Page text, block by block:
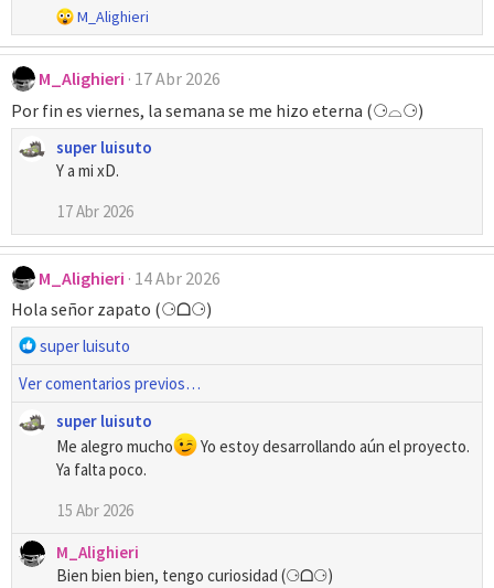
R
e
a
c
i
o
s
M_Alighieri
M_Alighieri 17 Abr 2026
Por fin es viernes, la semana se me hizo eterna (⚆⌓⚆)
super luisuto
Y a mi xD.
17 Abr 2026
M_Alighieri 14 Abr 2026
Hola señor zapato (⚆ᗝ⚆)
R
a
c
s
super luisuto
Ver comentarios previos…
super luisuto
Me alegro mucho
Yo estoy desarrollando aún el proyecto.
Ya falta poco.
15 Abr 2026
M_Alighieri
Bien bien bien, tengo curiosidad (⚆ᗝ⚆)